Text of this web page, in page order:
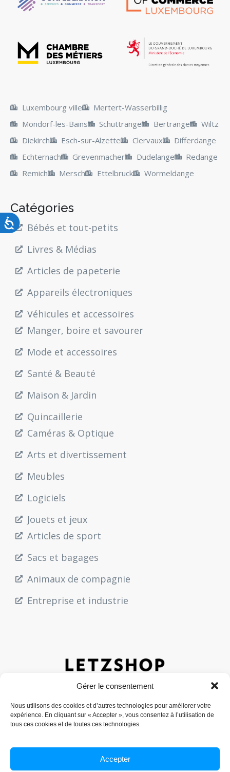
Gérer le consentement
Nous utilisons des cookies et d’autres technologies pour améliorer votre
expérience. En cliquant sur « Accepter », vous consentez à l’utilisation de
tous ces cookies et de toutes ces technologies.
Accepter
Luxembourg ville
Mertert-Wasserbillig
Mondorf-les-Bains
Schuttrange Bertrange
Wiltz
Diekirch
Esch-sur-Alzette Clervaux
Differdange
Echternach
Grevenmacher Dudelange
Redange
Remich
Mersch Ettelbruck Wormeldange
Catégories
Bébés et tout-petits
Livres & Médias
Articles de papeterie
Appareils électroniques
Véhicules et accessoires
Manger, boire et savourer
Mode et accessoires
Santé & Beauté
Maison & Jardin
Quincaillerie
Caméras & Optique
Arts et divertissement
Meubles
Logiciels
Jouets et jeux
Articles de sport
Sacs et bagages
Animaux de compagnie
Entreprise et industrie